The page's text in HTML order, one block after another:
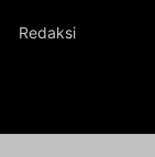
Redaksi